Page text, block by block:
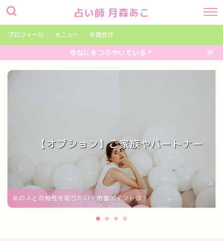
占い師 月森あこ
プロフィール メニュー お問合せ
今なにをつぶやいている？
【オプション】ご家族やパートナー
あの人との相性を知りたい！地雷ポイントは？